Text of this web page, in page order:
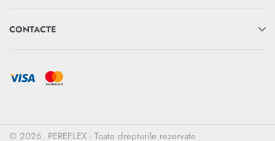
CONTACTE
© 2026. PEREFLEX - Toate drepturile rezervate